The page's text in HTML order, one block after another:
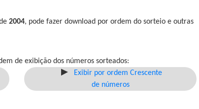
2004, pode fazer download por ordem do sorteio e outras
de exibição dos números sorteados:
Exibir por ordem Crescente
de números